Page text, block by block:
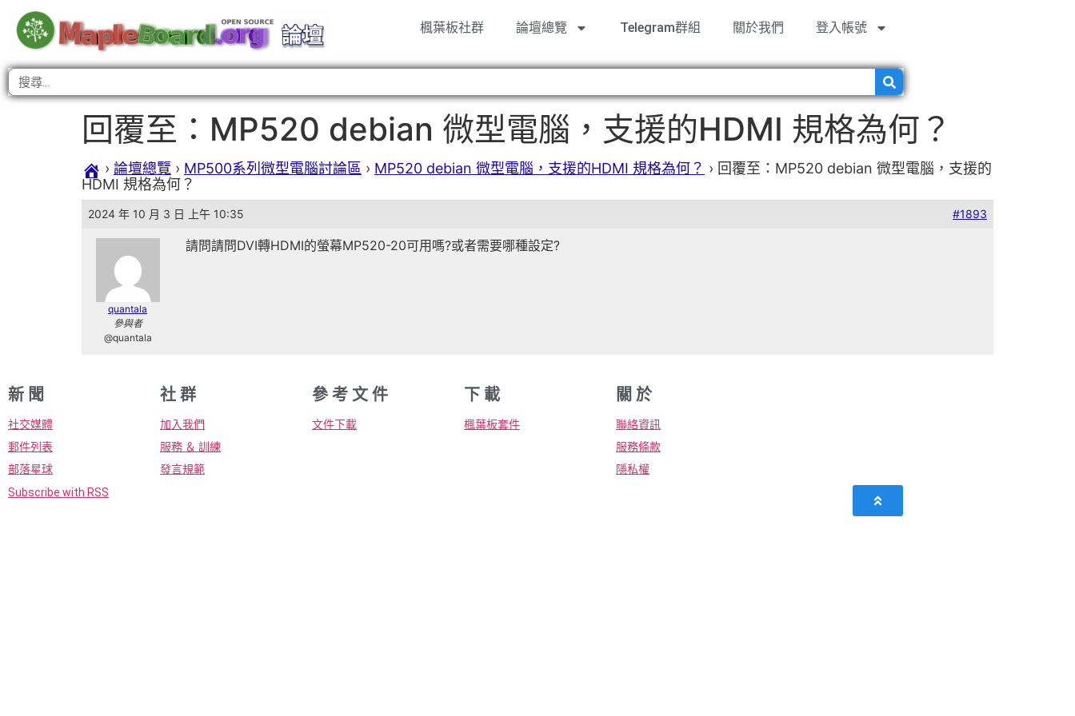
楓葉板社群 論壇總覽 Telegram群組 關於我們 登入帳號
回覆至：MP520 debian 微型電腦，支援的HDMI 規格為何？
› 論壇總覽 › MP500系列微型電腦討論區 › MP520 debian 微型電腦，支援的HDMI 規格為何？ › 回覆至：MP520 debian 微型電腦，支援的
HDMI 規格為何？
2024 年 10 月 3 日 上午 10:35 #1893
quantala
參與者
@quantala
請問請問DVI轉HDMI的螢幕MP520-20可用嗎?或者需要哪種設定?
新 聞
社交媒體
郵件列表
部落星球
Subscribe with RSS
社 群
加入我們
服務 ＆ 訓練
發言規範
參 考 文 件
文件下載
下 載
楓葉板套件
關 於
聯絡資訊
服務條款
隱私權